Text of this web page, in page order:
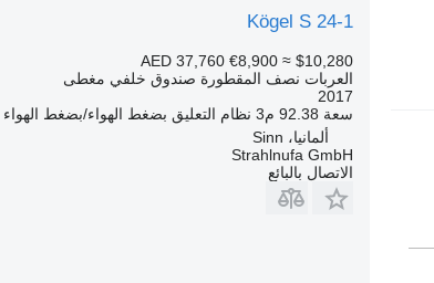
Kögel S 24-1
AED 37,760 €8,900 ≈ $10,280
العربات نصف المقطورة صندوق خلفي مغطى
2017
سعة 92.38 م3 نظام التعليق بضغط الهواء/بضغط الهواء
ألمانيا، Sinn
Strahlnufa GmbH
الاتصال بالبائع